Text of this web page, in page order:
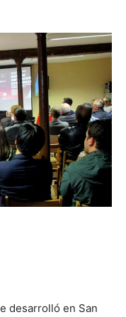
desarrolló en San